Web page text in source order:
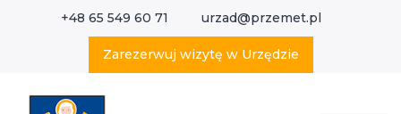
+48 65 549 60 71 urzad@przemet.pl
Zarezerwuj wizytę w Urzędzie
Wyszukaj w serwisie